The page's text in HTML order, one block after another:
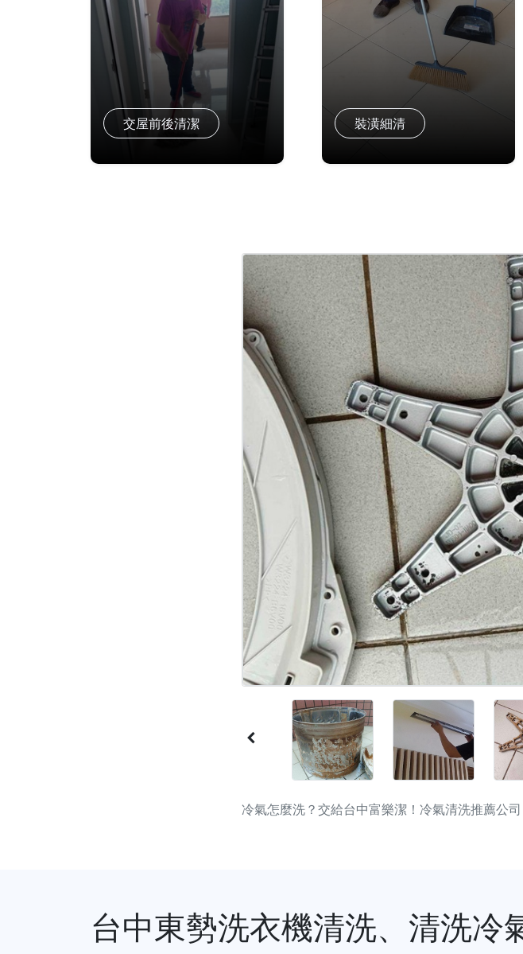
交屋前後清潔 裝潢細清
冷氣怎麼洗？交給台中富樂潔！冷氣清洗推薦公
台中東勢洗衣機清洗、清洗冷